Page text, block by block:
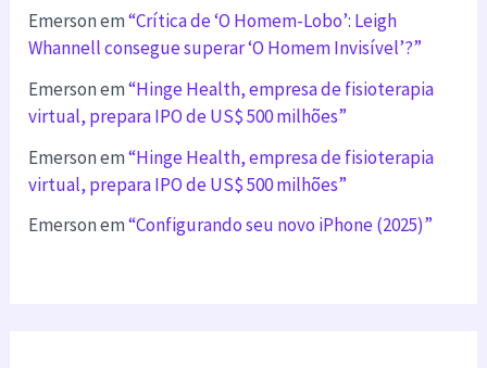
Emersonem“Crítica de ‘O Homem-Lobo’: Leigh
Whannell consegue superar ‘O Homem Invisível’?”
Emersonem“Hinge Health, empresa de fisioterapia
virtual, prepara IPO de US$ 500 milhões”
Emersonem“Hinge Health, empresa de fisioterapia
virtual, prepara IPO de US$ 500 milhões”
Emersonem“Configurando seu novo iPhone (2025)”